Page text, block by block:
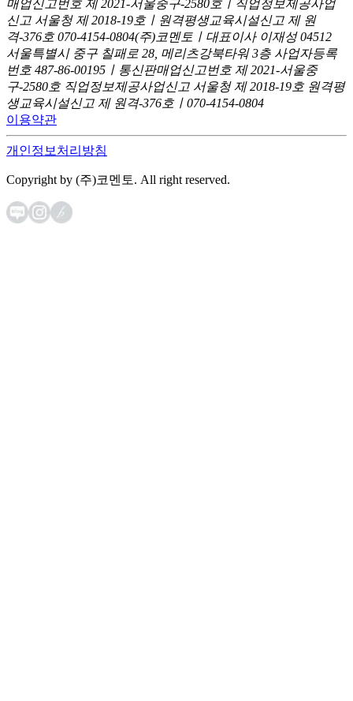
매업신고번호 제 2021-서울중구-2580호ㅣ직업정보제공사업
신고 서울청 제 2018-19호ㅣ원격평생교육시설신고 제 원
격-376호 070-4154-0804(주)코멘토ㅣ대표이사 이재성 04512
서울특별시 중구 칠패로 28, 메리츠강북타워 3층 사업자등록
번호 487-86-00195ㅣ통신판매업신고번호 제 2021-서울중
구-2580호 직업정보제공사업신고 서울청 제 2018-19호 원격평
생교육시설신고 제 원격-376호ㅣ070-4154-0804
이용약관
개인정보처리방침
Copyright by (주)코멘토. All right reserved.